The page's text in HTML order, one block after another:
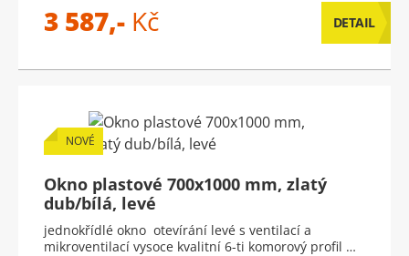
3 587,- Kč DETAIL
NOVÉ
Okno plastové 700x1000 mm, zlatý
dub/bílá, levé
jednokřídlé okno otevírání levé s ventilací a
mikroventilací vysoce kvalitní 6-ti komorový profil …